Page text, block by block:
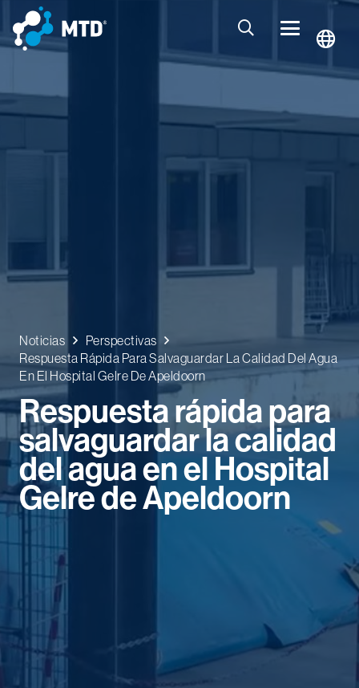
Noticias
Perspectivas
Respuesta Rápida Para Salvaguardar La Calidad Del Agua
En El Hospital Gelre De Apeldoorn
Respuesta rápida para
salvaguardar la calidad
del agua en el Hospital
Gelre de Apeldoorn